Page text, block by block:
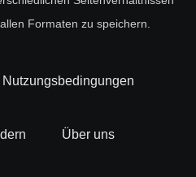
Formaten zu speichern.
Nutzungsbedingungen
Über uns